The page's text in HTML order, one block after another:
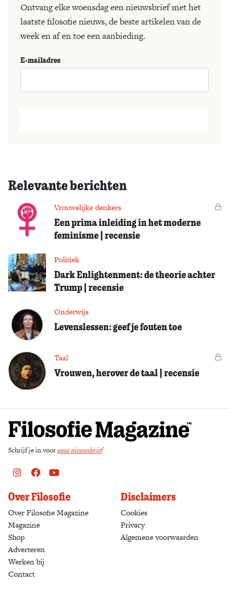
Ontvang elke woensdag een nieuwsbrief met het
laatste filosofie nieuws, de beste artikelen van de
week en af en toe een aanbieding.
E-mailadres
Relevante berichten
Vrouwelijke denkers
Een prima inleiding in het moderne
feminisme | recensie
Politiek
Dark Enlightenment: de theorie achter
Trump | recensie
Onderwijs
Levenslessen: geef je fouten toe
Taal
Vrouwen, herover de taal | recensie
Schrijf je in vooronze nieuwsbrief
Instagram
FacebookYoutube
Over Filosofie
Over Filosofie Magazine
Magazine
Shop
Adverteren
Werken bij
Contact
Disclaimers
Cookies
Privacy
Algemene voorwaarden